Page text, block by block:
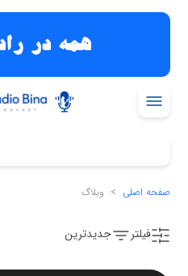
صفحه اصلی وبلاگ
فیلتر جدیدترین